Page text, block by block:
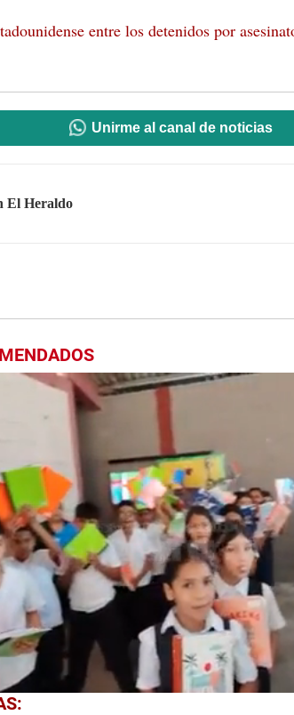
entre los detenidos por
Unirme al canal de noticias
El Heraldo